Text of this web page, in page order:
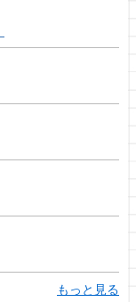
もっと見る